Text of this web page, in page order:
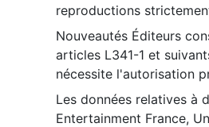
reproductions
Nouveautés Éditeurs
articles L341-1 et
nécessite l'autorisation
Les données relatives à
Entertainment France,